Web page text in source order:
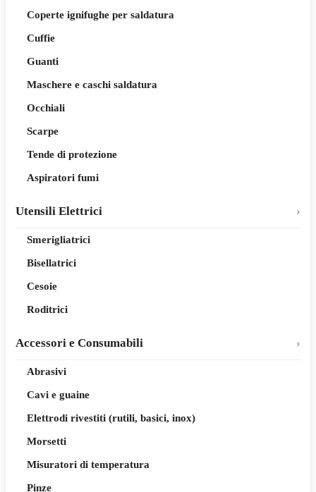
Coperte ignifughe per saldatura
Cuffie
Guanti
Maschere e caschi saldatura
Occhiali
Scarpe
Tende di protezione
Aspiratori fumi
Utensili Elettrici
Smerigliatrici
Bisellatrici
Cesoie
Roditrici
Accessori e Consumabili
Abrasivi
Cavi e guaine
Elettrodi rivestiti (rutili, basici, inox)
Morsetti
Misuratori di temperatura
Pinze